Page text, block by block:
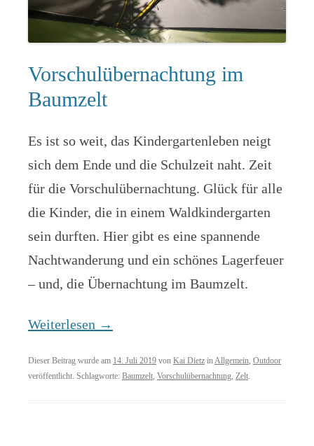
Vorschulübernachtung im
Baumzelt
Es ist so weit, das Kindergartenleben neigt
sich dem Ende und die Schulzeit naht. Zeit
für die Vorschulübernachtung. Glück für alle
die Kinder, die in einem Waldkindergarten
sein durften. Hier gibt es eine spannende
Nachtwanderung und ein schönes Lagerfeuer
– und, die Übernachtung im Baumzelt.
Weiterlesen →
Dieser Beitrag wurde am 14. Juli 2019 von Kai Dietz inAllgemein, Outdoor
veröffentlicht. Schlagworte: Baumzelt, Vorschulübernachtung, Zelt.